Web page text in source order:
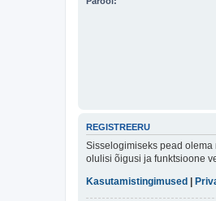
REGISTREERU
Sisselogimiseks pead
olulisi õigusi ja funktsioone
Kasutamistingimused